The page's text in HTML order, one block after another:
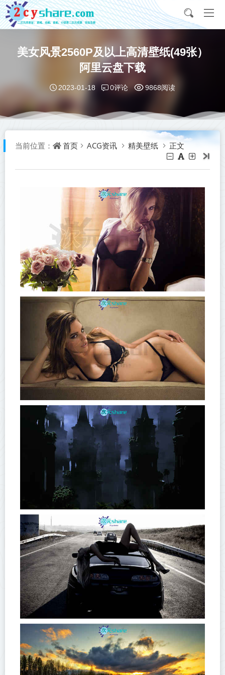
美女风景2560P及以上高清壁纸(49张）
阿里云盘下载
2023-01-18 0评论 9868阅读
当前位置： 首页 ACG资讯 精美壁纸 正文